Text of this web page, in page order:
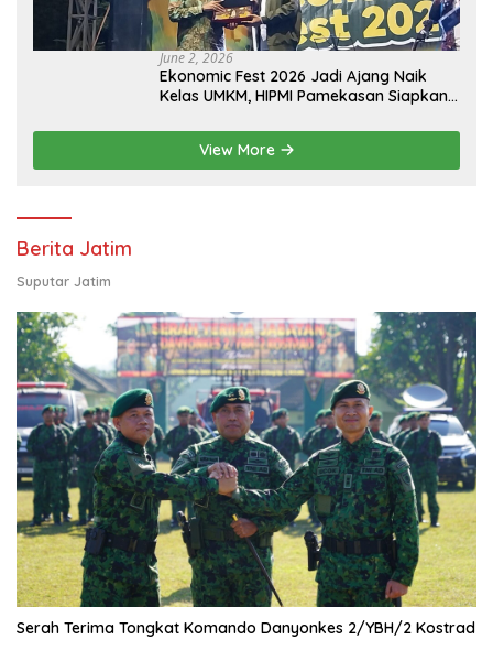
June 2, 2026
Ekonomic Fest 2026 Jadi Ajang Naik
Kelas UMKM, HIPMI Pamekasan Siapkan
Pendampingan Usaha
View More
Berita Jatim
Suputar Jatim
Serah Terima Tongkat Komando Danyonkes 2/YBH/2 Kostrad